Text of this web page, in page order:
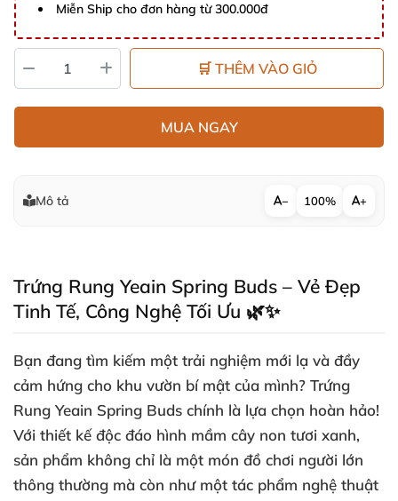
Miễn Ship cho đơn hàng từ 300.000đ
🛒 THÊM VÀO GIỎ
MUA NGAY
Mô tả − 100% +
Trứng Rung Yeain Spring Buds – Vẻ Đẹp
Tinh Tế, Công Nghệ Tối Ưu 🌿✨
Bạn đang tìm kiếm một trải nghiệm mới lạ và đầy
cảm hứng cho khu vườn bí mật của mình? Trứng
Rung Yeain Spring Buds chính là lựa chọn hoàn hảo!
Với thiết kế độc đáo hình mầm cây non tươi xanh,
sản phẩm không chỉ là một món đồ chơi người lớn
thông thường mà còn như một tác phẩm nghệ thuật